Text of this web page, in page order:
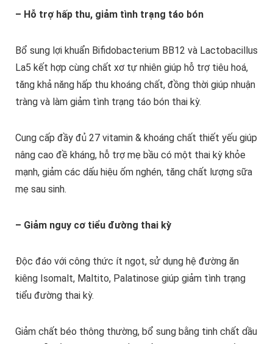
– Hỗ trợ hấp thu, giảm tình trạng táo bón
Bổ sung lợi khuẩn Bifidobacterium BB12 và Lactobacillus
La5 kết hợp cùng chất xơ tự nhiên giúp hỗ trợ tiêu hoá,
tăng khả năng hấp thu khoáng chất, đồng thời giúp nhuận
tràng và làm giảm tình trạng táo bón thai kỳ.
Cung cấp đầy đủ 27 vitamin & khoáng chất thiết yếu giúp
nâng cao đề kháng, hỗ trợ mẹ bầu có một thai kỳ khỏe
mạnh, giảm các dấu hiệu ốm nghén, tăng chất lượng sữa
mẹ sau sinh.
– Giảm nguy cơ tiểu đường thai kỳ
Độc đáo với công thức ít ngọt, sử dụng hệ đường ăn
kiêng Isomalt, Maltito, Palatinose giúp giảm tình trạng
tiểu đường thai kỳ.
Giảm chất béo thông thường, bổ sung bằng tinh chất dầu